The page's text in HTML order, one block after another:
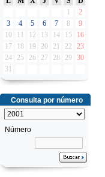
1
2
3
4 5 6 7 8
9
10
11 12 13 14 15
16
17
18 19 20 21 22
23
24
25 26 27 28 29 30
31
Consulta por número
Número